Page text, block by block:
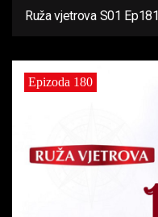
Ruža vjetrova S01 Ep181
Epizoda 180